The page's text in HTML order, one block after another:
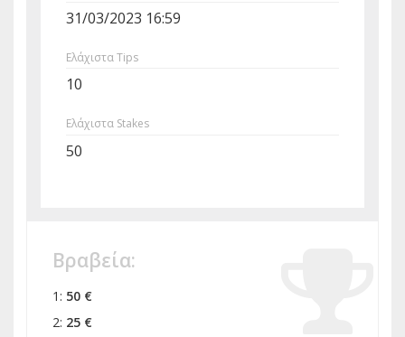
31/03/2023 16:59
Ελάχιστα Tips
10
Ελάχιστα Stakes
50
Βραβεία:
1: 50 €
2: 25 €